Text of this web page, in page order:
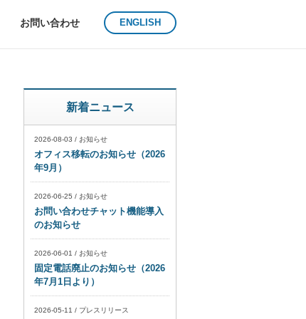
お問い合わせ ENGLISH
新着ニュース
2026-08-03 / お知らせ
オフィス移転のお知らせ（2026
年9月）
2026-06-25 / お知らせ
お問い合わせチャット機能導入
のお知らせ
2026-06-01 / お知らせ
固定電話廃止のお知らせ（2026
年7月1日より）
2026-05-11 / プレスリリース